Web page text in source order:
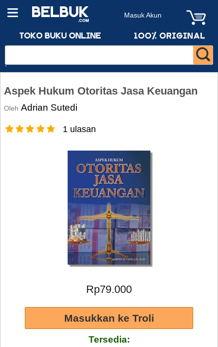
Masuk Akun
Aspek Hukum Otoritas Jasa Keuangan
Oleh Adrian Sutedi
1 ulasan
Rp79.000
Tersedia: